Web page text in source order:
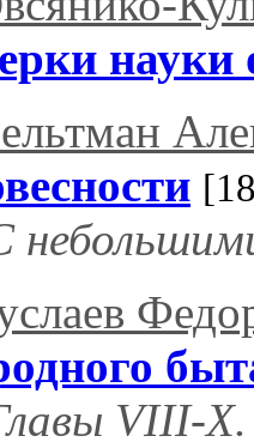
науки
VIII-X.